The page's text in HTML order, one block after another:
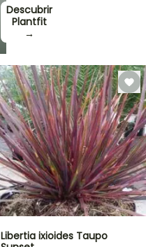
Descubrir
Plantfit
→
Libertia ixioides Taupo